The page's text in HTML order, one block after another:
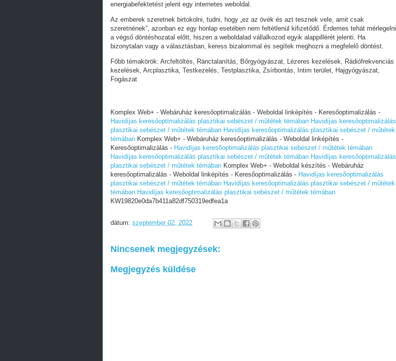
energiabefektetést jelent egy internetes weboldal.
Az emberek szeretnek birtokolni, tudni, hogy „ez az övék és azt tesznek vele, amit csak
szeretnének”, azonban ez egy honlap esetében nem feltétlenül kifizetődő. Érdemes tehát mérlegelni
a végső döntéshozatal előtt, hiszen a weboldalad vállalkozod egyik alappillérét jelenti. Ha
bizonytalan vagy a választásban, keress bizalommal és segítek meghozni a megfelelő döntést.
Főbb témakörök: Arcfeltöltés, Ránctalanítás, Bőrgyógyászat, Lézeres kezelések, Rádiófrekvenciás
kezelések, Arcplasztika, Testkezelés, Testplasztika, Zsírbontás, Intim terület, Hajgyógyászat,
Fogászat
Komplex Web+ - Webáruház keresőoptimalizálás - Weboldal linképítés - Keresőoptimalizálás -
Havidíjas keresőoptimalizálás plasztikai sebészet / műtétek témában Havidíjas keresőoptimalizálás
plasztikai sebészet / műtétek témában Havidíjas keresőoptimalizálás plasztikai sebészet / műtétek
témában Komplex Web+ - Webáruház keresőoptimalizálás - Weboldal linképítés -
Keresőoptimalizálás - Havidíjas keresőoptimalizálás plasztikai sebészet / műtétek témában
Havidíjas keresőoptimalizálás plasztikai sebészet / műtétek témában Havidíjas keresőoptimalizálás
plasztikai sebészet / műtétek témában Komplex Web+ - Weboldal készítés - Webáruház
keresőoptimalizálás - Weboldal linképítés - Keresőoptimalizálás - Havidíjas keresőoptimalizálás
plasztikai sebészet / műtétek témában Havidíjas keresőoptimalizálás plasztikai sebészet / műtétek
témában Havidíjas keresőoptimalizálás plasztikai sebészet / műtétek témában
KW19820e0da7b411a82df750319edfea1a
dátum: szeptember 02, 2022
Nincsenek megjegyzések:
Megjegyzés küldése